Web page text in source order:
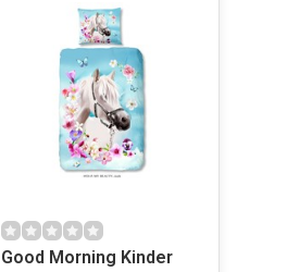
Good Morning Kinder